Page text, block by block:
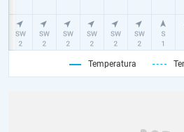
Temperatura